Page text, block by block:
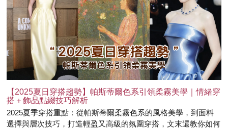
【2025夏日穿搭趨勢】帕斯蒂爾色系引領柔霧美學｜情緒穿
搭＋飾品點綴技巧解析
2025夏季穿搭重點：從帕斯蒂爾柔霧色系的風格美學，到面料
選擇與層次技巧，打造輕盈又高級的氛圍穿搭，文末還教你如何